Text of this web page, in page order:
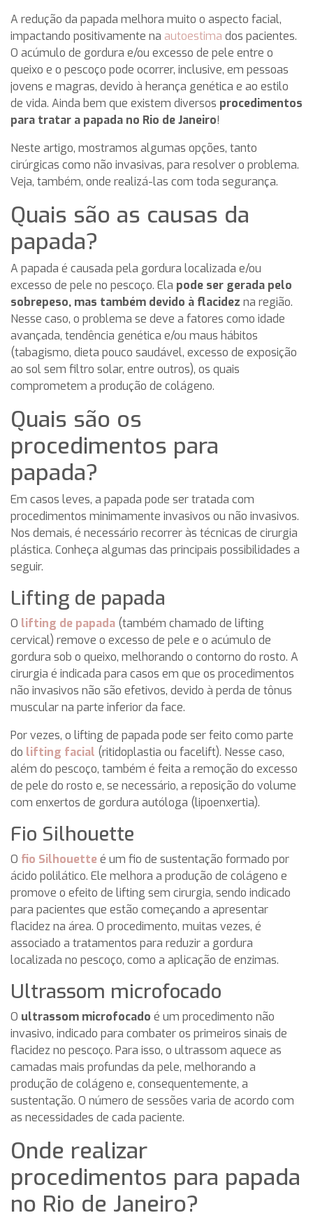
A redução da papada melhora muito o aspecto facial,
impactando positivamente na autoestima dos pacientes.
O acúmulo de gordura e/ou excesso de pele entre o
queixo e o pescoço pode ocorrer, inclusive, em pessoas
jovens e magras, devido à herança genética e ao estilo
de vida. Ainda bem que existem diversos procedimentos
para tratar a papada no Rio de Janeiro!
Neste artigo, mostramos algumas opções, tanto
cirúrgicas como não invasivas, para resolver o problema.
Veja, também, onde realizá-las com toda segurança.
Quais são as causas da
papada?
A papada é causada pela gordura localizada e/ou
excesso de pele no pescoço. Ela pode ser gerada pelo
sobrepeso, mas também devido à flacidez na região.
Nesse caso, o problema se deve a fatores como idade
avançada, tendência genética e/ou maus hábitos
(tabagismo, dieta pouco saudável, excesso de exposição
ao sol sem filtro solar, entre outros), os quais
comprometem a produção de colágeno.
Quais são os
procedimentos para
papada?
Em casos leves, a papada pode ser tratada com
procedimentos minimamente invasivos ou não invasivos.
Nos demais, é necessário recorrer às técnicas de cirurgia
plástica. Conheça algumas das principais possibilidades a
seguir.
Lifting de papada
O lifting de papada (também chamado de lifting
cervical) remove o excesso de pele e o acúmulo de
gordura sob o queixo, melhorando o contorno do rosto. A
cirurgia é indicada para casos em que os procedimentos
não invasivos não são efetivos, devido à perda de tônus
muscular na parte inferior da face.
Por vezes, o lifting de papada pode ser feito como parte
do lifting facial (ritidoplastia ou facelift). Nesse caso,
além do pescoço, também é feita a remoção do excesso
de pele do rosto e, se necessário, a reposição do volume
com enxertos de gordura autóloga (lipoenxertia).
Fio Silhouette
O fio Silhouetteé um fio de sustentação formado por
ácido polilático. Ele melhora a produção de colágeno e
promove o efeito de lifting sem cirurgia, sendo indicado
para pacientes que estão começando a apresentar
flacidez na área. O procedimento, muitas vezes, é
associado a tratamentos para reduzir a gordura
localizada no pescoço, como a aplicação de enzimas.
Ultrassom microfocado
O ultrassom microfocado é um procedimento não
invasivo, indicado para combater os primeiros sinais de
flacidez no pescoço. Para isso, o ultrassom aquece as
camadas mais profundas da pele, melhorando a
produção de colágeno e, consequentemente, a
sustentação. O número de sessões varia de acordo com
as necessidades de cada paciente.
Onde realizar
procedimentos para papada
no Rio de Janeiro?